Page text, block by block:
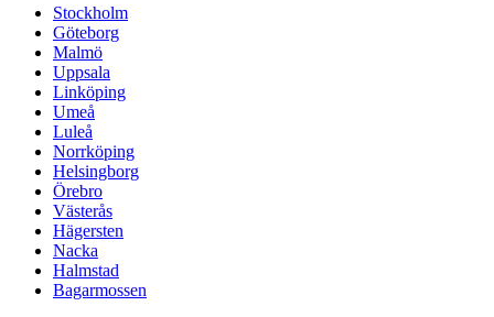
Stockholm
Göteborg
Malmö
Uppsala
Linköping
Umeå
Luleå
Norrköping
Helsingborg
Örebro
Västerås
Hägersten
Nacka
Halmstad
Bagarmossen